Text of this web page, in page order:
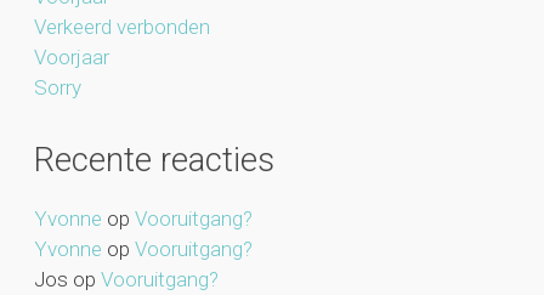
Verkeerd verbonden
Voorjaar
Sorry
Recente reacties
Yvonne op Vooruitgang?
Yvonne op Vooruitgang?
Jos op Vooruitgang?